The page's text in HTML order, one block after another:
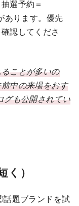
選予約＝
あります。優先
認してくださ
ことが多いの
中の来場をおす
グも公開されてい
く）
題ブランドを試